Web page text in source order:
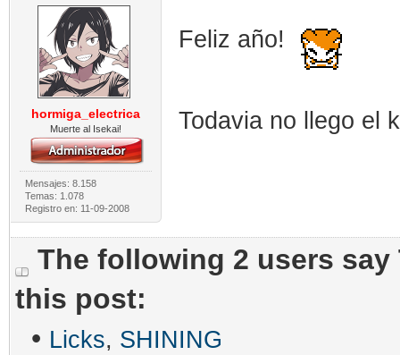
hormiga_electrica
Muerte al Isekai!
Mensajes: 8.158
Temas: 1.078
Registro en: 11-09-2008
Feliz año!
Todavia no llego el
The following 2 users
this post:
• Licks, SHINING